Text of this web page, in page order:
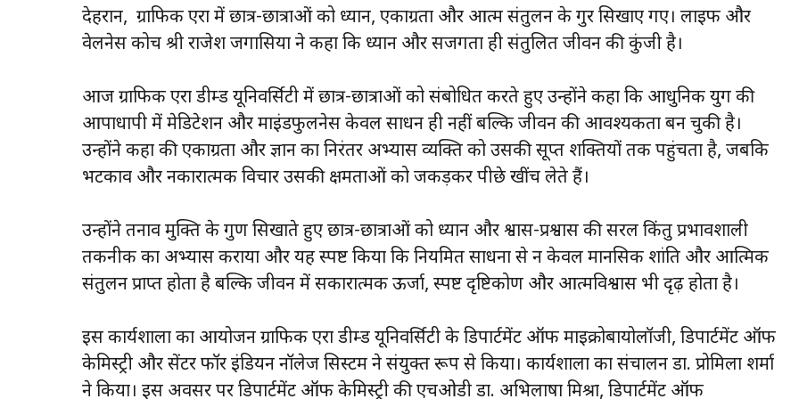
देहरादून, ग्राफिक एरा में छात्र-छात्राओं को ध्यान, एकाग्रता और आत्म संतुलन के गुर सिखाए गए। लाइफ और
वेलनेस कोच श्री राजेश जगासिया ने कहा कि ध्यान और सजगता ही संतुलित जीवन की कुंजी है।
आज ग्राफिक एरा डीम्ड यूनिवर्सिटी में छात्र-छात्राओं को संबोधित करते हुए उन्होंने कहा कि आधुनिक युग की
आपाधापी में मेडिटेशन और माइंडफुलनेस केवल साधन ही नहीं बल्कि जीवन की आवश्यकता बन चुकी है।
उन्होंने कहा की एकाग्रता और ज्ञान का निरंतर अभ्यास व्यक्ति को उसकी सूप्त शक्तियों तक पहुंचता है, जबकि
भटकाव और नकारात्मक विचार उसकी क्षमताओं को जकड़कर पीछे खींच लेते हैं।
उन्होंने तनाव मुक्ति के गुण सिखाते हुए छात्र-छात्राओं को ध्यान और श्वास-प्रश्वास की सरल किंतु प्रभावशाली
तकनीक का अभ्यास कराया और यह स्पष्ट किया कि नियमित साधना से न केवल मानसिक शांति और आत्मिक
संतुलन प्राप्त होता है बल्कि जीवन में सकारात्मक ऊर्जा, स्पष्ट दृष्टिकोण और आत्मविश्वास भी दृढ़ होता है।
इस कार्यशाला का आयोजन ग्राफिक एरा डीम्ड यूनिवर्सिटी के डिपार्टमेंट ऑफ माइक्रोबायोलॉजी, डिपार्टमेंट ऑफ
केमिस्ट्री और सेंटर फॉर इंडियन नॉलेज सिस्टम ने संयुक्त रूप से किया। कार्यशाला का संचालन डा. प्रोमिला शर्मा
ने किया। इस अवसर पर डिपार्टमेंट ऑफ केमिस्ट्री की एचओडी डा. अभिलाषा मिश्रा, डिपार्टमेंट ऑफ